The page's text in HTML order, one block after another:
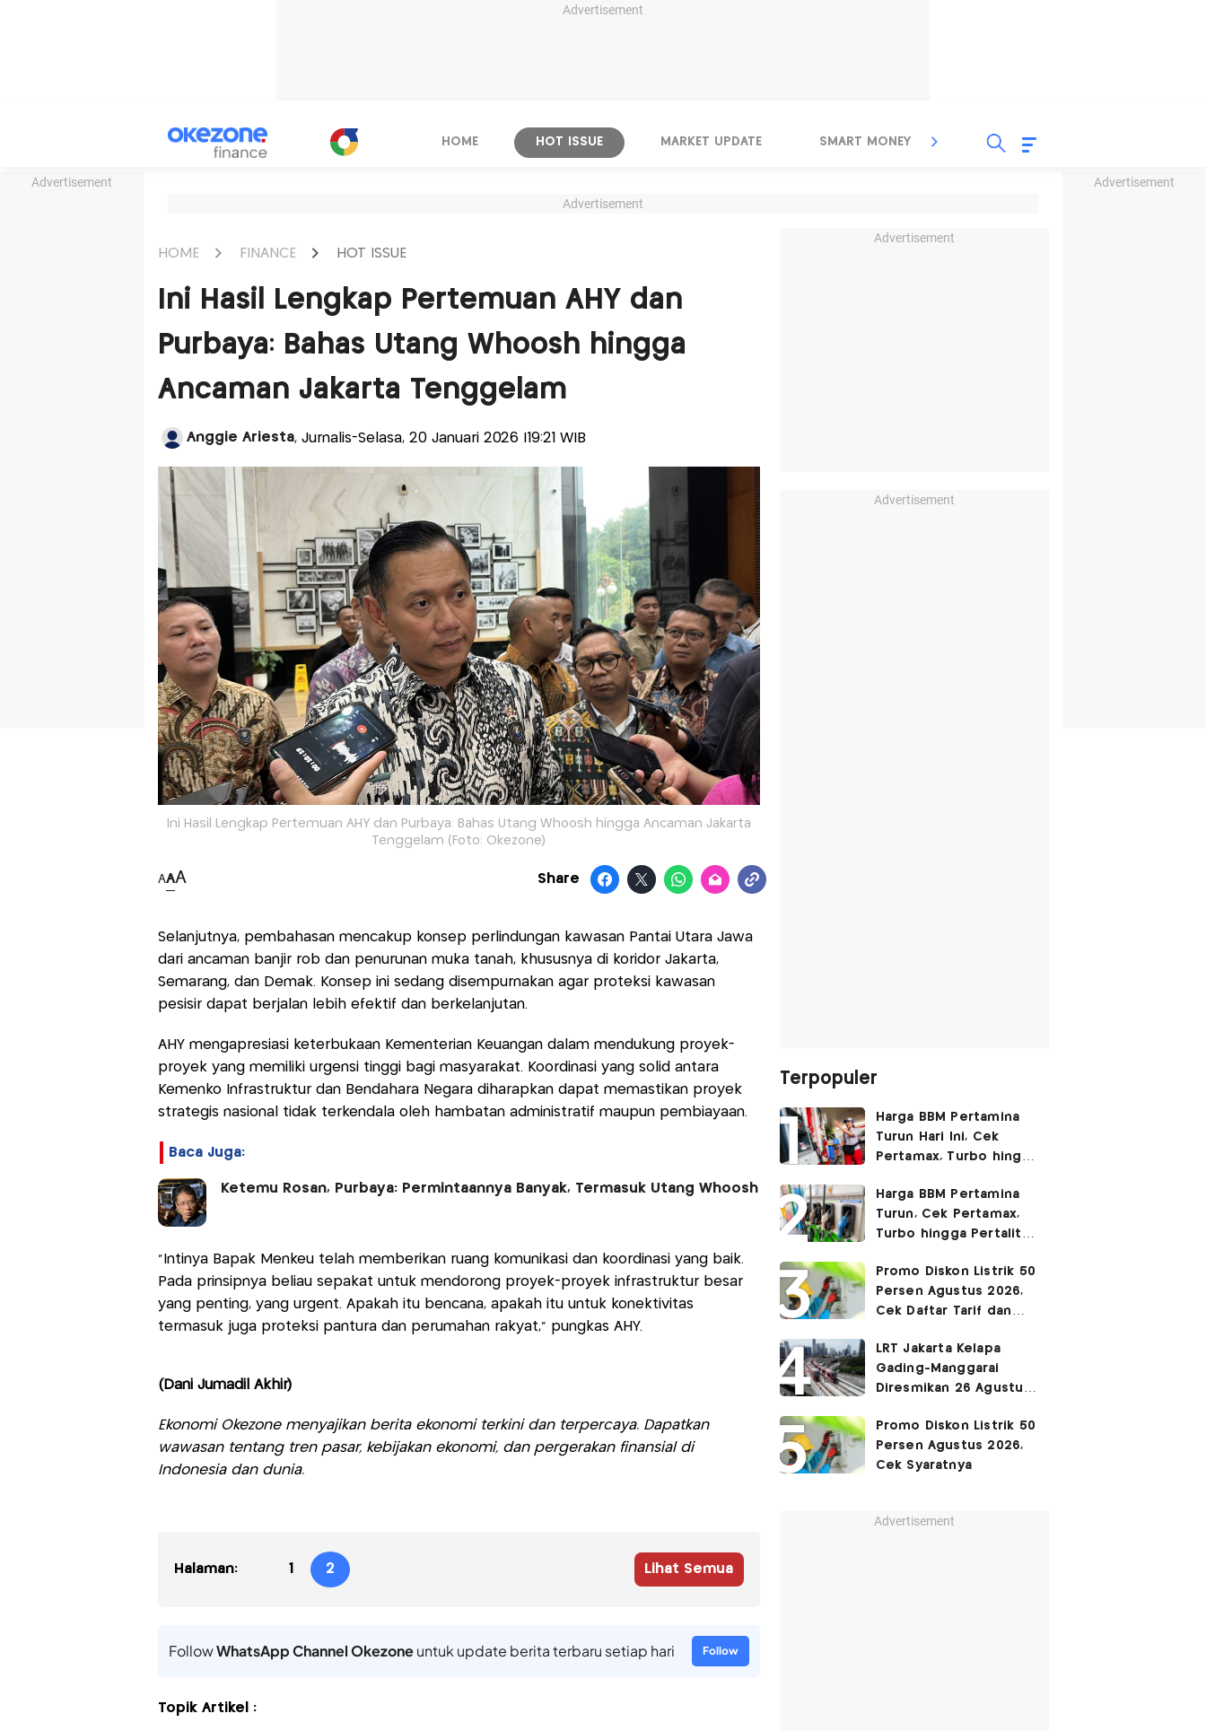
Advertisement
Advertisement Advertisement
HOME HOT ISSUE MARKET UPDATE SMART MONEY INSPIRASI BISNIS
Advertisement
HOME FINANCE HOT ISSUE
Ini Hasil Lengkap Pertemuan AHY dan
Purbaya: Bahas Utang Whoosh hingga
Ancaman Jakarta Tenggelam
Anggie Ariesta, Jurnalis-Selasa, 20 Januari 2026 |19:21 WIB
Ini Hasil Lengkap Pertemuan AHY dan Purbaya: Bahas Utang Whoosh hingga Ancaman Jakarta
Tenggelam (Foto: Okezone)
AAA Share
Selanjutnya, pembahasan mencakup konsep perlindungan kawasan Pantai Utara Jawa
dari ancaman banjir rob dan penurunan muka tanah, khususnya di koridor Jakarta,
Semarang, dan Demak. Konsep ini sedang disempurnakan agar proteksi kawasan
pesisir dapat berjalan lebih efektif dan berkelanjutan.
AHY mengapresiasi keterbukaan Kementerian Keuangan dalam mendukung proyek-
proyek yang memiliki urgensi tinggi bagi masyarakat. Koordinasi yang solid antara
Kemenko Infrastruktur dan Bendahara Negara diharapkan dapat memastikan proyek
strategis nasional tidak terkendala oleh hambatan administratif maupun pembiayaan.
Baca Juga:
Ketemu Rosan, Purbaya: Permintaannya Banyak, Termasuk Utang Whoosh
"Intinya Bapak Menkeu telah memberikan ruang komunikasi dan koordinasi yang baik.
Pada prinsipnya beliau sepakat untuk mendorong proyek-proyek infrastruktur besar
yang penting, yang urgent. Apakah itu bencana, apakah itu untuk konektivitas
termasuk juga proteksi pantura dan perumahan rakyat," pungkas AHY.
(Dani Jumadil Akhir)
Ekonomi Okezone menyajikan berita ekonomi terkini dan terpercaya. Dapatkan
wawasan tentang tren pasar, kebijakan ekonomi, dan pergerakan finansial di
Indonesia dan dunia.
Halaman: 1 2 Lihat Semua
FollowWhatsApp Channel Okezoneuntuk update berita terbaru setiap hari Follow
Topik Artikel :
Advertisement
Advertisement
Terpopuler
Harga BBM Pertamina
Turun Hari Ini, Cek
Pertamax, Turbo hingga
2026
Harga BBM Pertamina
Turun, Cek Pertamax,
Turbo hingga Pertalite
Promo Diskon Listrik 50
Persen Agustus 2026,
Cek Daftar Tarif dan
LRT Jakarta Kelapa
Gading-Manggarai
Diresmikan 26 Agustus
Promo Diskon Listrik 50
Persen Agustus 2026,
Cek Syaratnya
Advertisement